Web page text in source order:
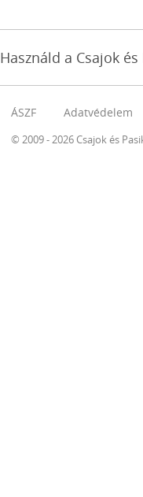
Használd a Csajok
ÁSZF Adatvédelem
© 2009 - 2026 Csajok és